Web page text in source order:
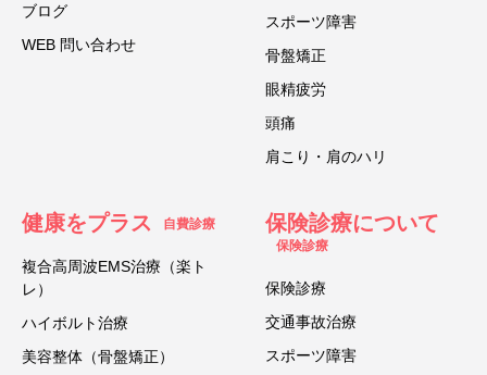
ブログ
WEB 問い合わせ
スポーツ障害
骨盤矯正
眼精疲労
頭痛
肩こり・肩のハリ
健康をプラス 自費診療
複合高周波EMS治療（楽ト
レ）
ハイボルト治療
美容整体（骨盤矯正）
保険診療について
保険診療
保険診療
交通事故治療
スポーツ障害